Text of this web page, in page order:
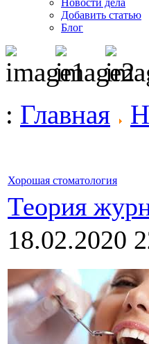
Новости дела
Добавить статью
Блог
: Главная
Хорошая стоматология
Теория
18.02.2020